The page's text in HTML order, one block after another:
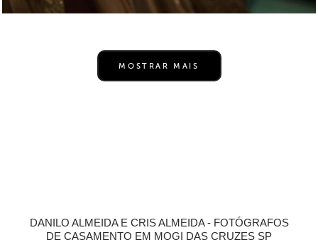
MOSTRAR MAIS
DANILO ALMEIDA E CRIS ALMEIDA - FOTÓGRAFOS
DE CASAMENTO EM MOGI DAS CRUZES SP